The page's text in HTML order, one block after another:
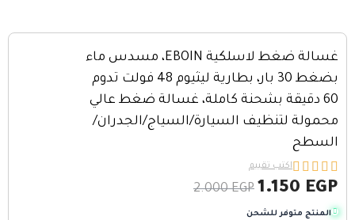
غسالة ضغط لاسلكية EBOIN، مسدس ماء
بضغط 30 بار، بطارية ليثيوم 48 فولت تدوم
60 دقيقة بشحنة كاملة، غسالة ضغط عالي
محمولة لتنظيف السيارة/السياج/الجدران/
السطح




اكتب تقييم
2.000EGP 1.150 EGP
المنتج متوفر للشحن